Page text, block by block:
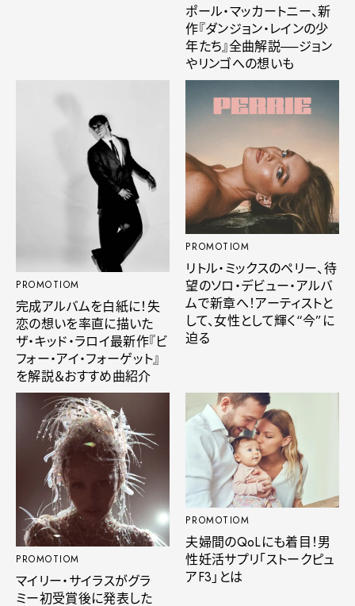
ポール・マッカートニー、新
作『ダンジョン・レインの少
年たち』全曲解説──ジョン
やリンゴへの想いも
PROMOTIOM
完成アルバムを白紙に！失
恋の想いを率直に描いた
ザ・キッド・ラロイ最新作『ビ
フォー・アイ・フォーゲット』
を解説＆おすすめ曲紹介
PROMOTIOM
リトル・ミックスのペリー、待
望のソロ・デビュー・アルバ
ムで新章へ！アーティストと
して、女性として輝く“今”に
迫る
PROMOTIOM
マイリー・サイラスがグラ
ミー初受賞後に発表した
PROMOTIOM
夫婦間のQoLにも着目！男
性妊活サプリ「ストークピュ
アF3」とは